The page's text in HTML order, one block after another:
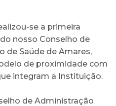
se a primeira
nosso Conselho de
de Saúde de Amares,
de proximidade com
integram a Instituição.
de Administração